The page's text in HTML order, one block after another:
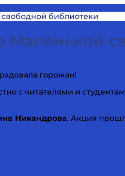
библиотеки
горожан!
с читателями и
Никандрова. Акция